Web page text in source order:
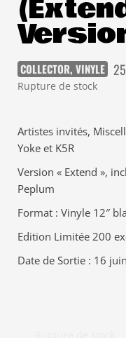
COLLECTOR, VINYLE
Rupture de stock
Artistes invités,
Yoke et K5R
Version « Extend »,
Peplum
Format : Vinyle 12″
Edition Limitée 200
Date de Sortie : 16